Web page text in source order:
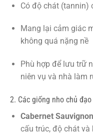
Có độ chát (tannin)
Mang lại cảm giác
không quá nặng nề
Phù hợp để lưu trữ
niên vụ và nhà làm
2. Các giống nho chủ đạo
Cabernet Sauvignon
cấu trúc, độ chát